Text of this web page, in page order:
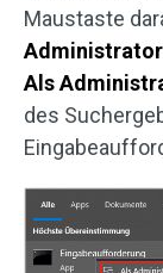
Maustaste
Als
des